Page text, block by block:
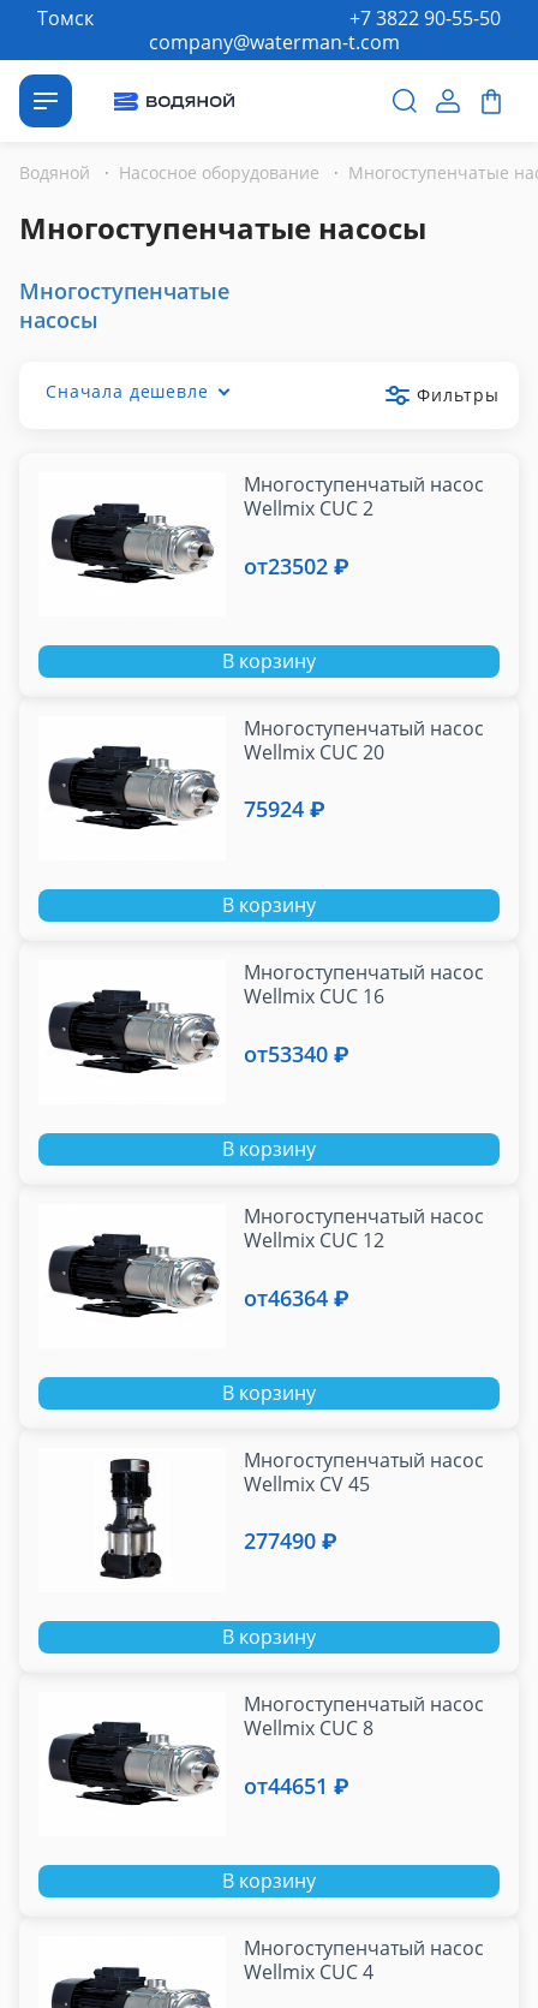
Томск
company@waterman-t.com
+7 3822 90-55-50
Водяной · Насосное оборудование · Многоступенчатые
Многоступенчатые насосы
Многоступенчатые
насосы
Сначала дешевле Фильтры
Многоступенчатый насос
Wellmix CUC 2
от23502 ₽
В корзину
Многоступенчатый насос
Wellmix CUС 20
75924 ₽
В корзину
Многоступенчатый насос
Wellmix CUC 16
от53340 ₽
В корзину
Многоступенчатый насос
Wellmix CUC 12
от46364 ₽
В корзину
Многоступенчатый насос
Wellmix CV 45
277490 ₽
В корзину
Многоступенчатый насос
Wellmix CUС 8
от44651 ₽
В корзину
Многоступенчатый насос
Wellmix CUC 4